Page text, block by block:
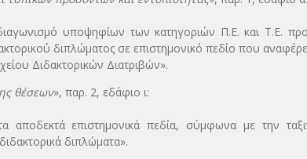
υποψηφίων των κατηγοριών Π.Ε. και Τ.Ε.
διπλώματος σε επιστημονικό πεδίο που
Διδακτορικών Διατριβών».
θέσεων», παρ. 2, εδάφιο ι:
αποδεκτά επιστημονικά πεδία, σύμφωνα με την
διπλώματα».